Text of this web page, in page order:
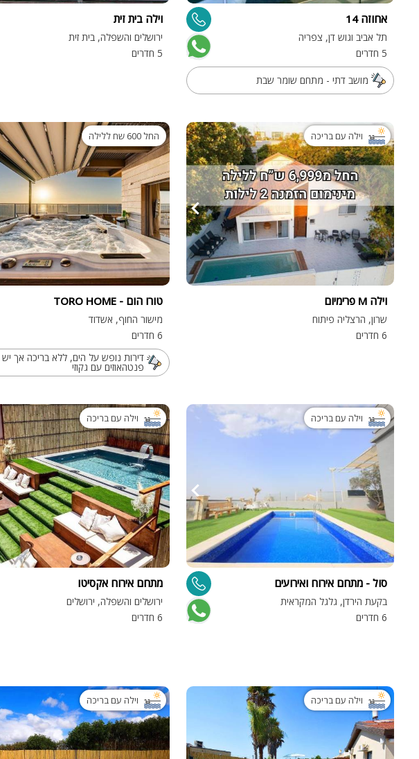
אחוזה 14
תל אביב וגוש דן, צפריה
5 חדרים
מושב דתי - מתחם שומר שבת
וילה בית זית
ירושלים והשפלה, בית זית
5 חדרים
וילה עם בריכה
וילה M פרימיום
שרון, הרצליה פיתוח
6 חדרים
החל 600 שח ללילה
טורו הום - TORO HOME
מישור החוף, אשדוד
6 חדרים
דירות נופש על הים, ללא בריכה אך יש
פנטהאוזים עם גקוזי
וילה עם בריכה
סול - מתחם אירוח ואירועים
בקעת הירדן, גלגל המקראית
6 חדרים
וילה עם בריכה
מתחם אירוח אקסיטו
ירושלים והשפלה, ירושלים
6 חדרים
וילה עם בריכה וילה עם בריכה